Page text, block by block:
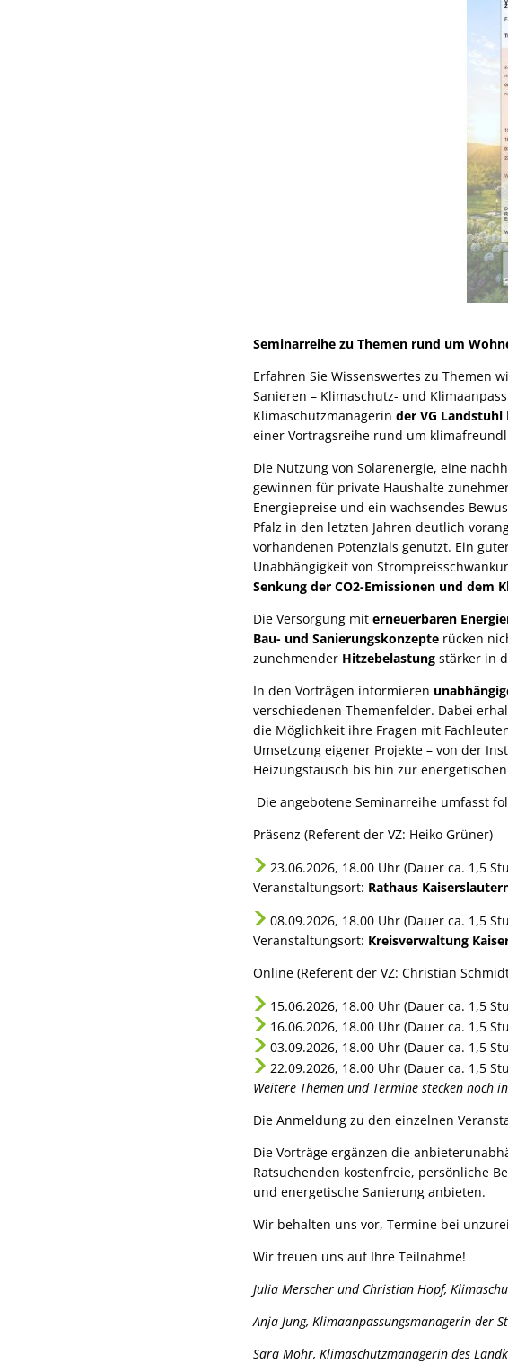
Seminarreihe zu Themen rund um
Erfahren Sie Wissenswertes zu Themen
Sanieren – Klimaschutz- und
Klimaschutzmanagerin der VG Landstuhl
einer Vortragsreihe rund um
Die Nutzung von Solarenergie, eine
gewinnen für private Haushalte
Energiepreise und ein wachsendes
Pfalz in den letzten Jahren deutlich
vorhandenen Potenzials genutzt. Ein
Unabhängigkeit von
Senkung der CO2-Emissionen und dem
Die Versorgung mit erneuerbaren
Bau- und Sanierungskonzepte rücken
zunehmender Hitzebelastung stärker in
In den Vorträgen informieren
verschiedenen Themenfelder. Dabei
die Möglichkeit ihre Fragen mit
Umsetzung eigener Projekte – von der
Heizungstausch bis hin zur
Die angebotene Seminarreihe umfasst
Präsenz (Referent der VZ: Heiko Grüner)
23.06.2026, 18.00 Uhr (Dauer ca. 1,5
Veranstaltungsort: Rathaus
08.09.2026, 18.00 Uhr (Dauer ca. 1,5
Veranstaltungsort: Kreisverwaltung
Online (Referent der VZ: Christian
15.06.2026, 18.00 Uhr (Dauer ca. 1,5
16.06.2026, 18.00 Uhr (Dauer ca. 1,5
03.09.2026, 18.00 Uhr (Dauer ca. 1,5
22.09.2026, 18.00 Uhr (Dauer ca. 1,5
Weitere Themen und Termine stecken noch
Die Anmeldung zu den einzelnen
Die Vorträge ergänzen die
Ratsuchenden kostenfreie, persönliche
und energetische Sanierung anbieten.
Wir behalten uns vor, Termine bei
Wir freuen uns auf Ihre Teilnahme!
Julia Merscher und Christian Hopf,
Anja Jung, Klimaanpassungsmanagerin der
Sara Mohr, Klimaschutzmanagerin des